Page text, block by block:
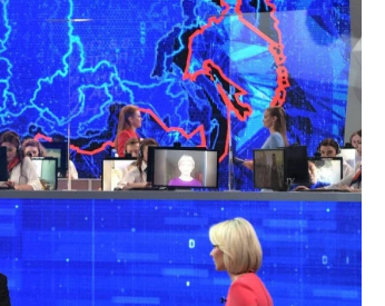
идей.
компании
городов,
развитии рынка
Ищем новые берега.
«Жилищной инициативы»
Гатилов — о том, как
оставаться на плаву,